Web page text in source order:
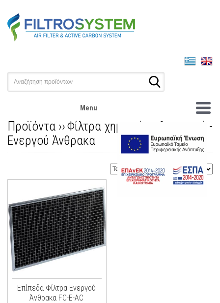
Menu
Προϊόντα ››Φίλτρα χημικού καθαρισμού -
Ενεργού Άνθρακα
Επίπεδα Φίλτρα Ενεργού
Άνθρακα FC-E-AC